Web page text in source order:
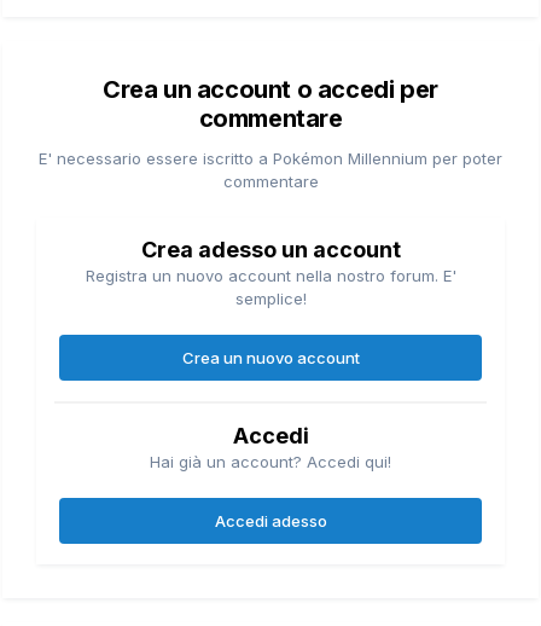
Crea un account o accedi per
commentare
E' necessario essere iscritto a Pokémon Millennium per poter
commentare
Crea adesso un account
Registra un nuovo account nella nostro forum. E'
semplice!
Crea un nuovo account
Accedi
Hai già un account? Accedi qui!
Accedi adesso